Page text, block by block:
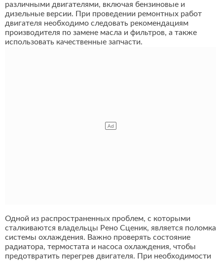
различными двигателями, включая бензиновые и
дизельные версии. При проведении ремонтных работ
двигателя необходимо следовать рекомендациям
производителя по замене масла и фильтров, а также
использовать качественные запчасти.
Одной из распространенных проблем, с которыми
сталкиваются владельцы Рено Сценик, является поломка
системы охлаждения. Важно проверять состояние
радиатора, термостата и насоса охлаждения, чтобы
предотвратить перегрев двигателя. При необходимости